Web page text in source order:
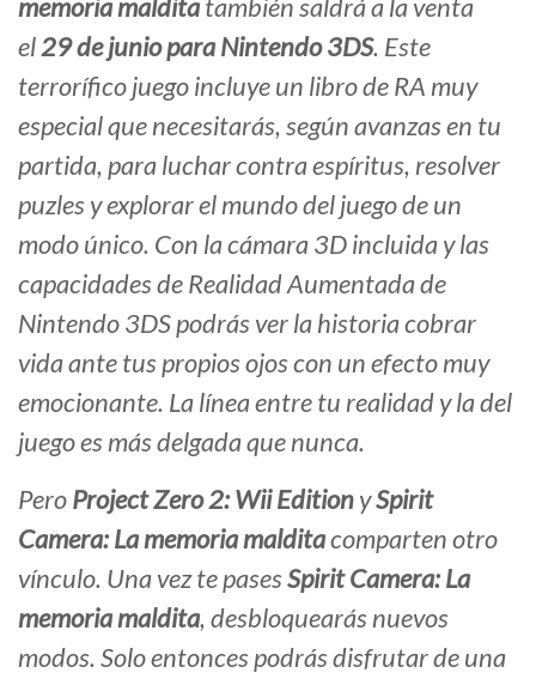
memoria malditatambién saldrá a la venta
el29 de junio para Nintendo 3DS. Este
terrorífico juego incluye un libro de RA muy
especial que necesitarás, según avanzas en tu
partida, para luchar contra espíritus, resolver
puzles y explorar el mundo del juego de un
modo único. Con la cámara 3D incluida y las
capacidades de Realidad Aumentada de
Nintendo 3DS podrás ver la historia cobrar
vida ante tus propios ojos con un efecto muy
emocionante. La línea entre tu realidad y la del
juego es más delgada que nunca.
PeroProject Zero 2: Wii EditionySpirit
Camera: La memoria malditacomparten otro
vínculo. Una vez te pasesSpirit Camera: La
memoria maldita, desbloquearás nuevos
modos. Solo entonces podrás disfrutar de una